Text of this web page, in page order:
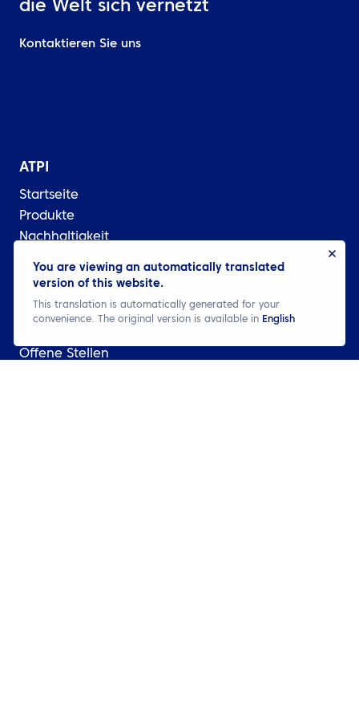
You are viewing an automatically translated
version of this website.
This translation is automatically generated for your
convenience. The original version is available in English
die Welt sich vernetzt
Kontaktieren Sie uns
ATPI
Startseite
Produkte
Nachhaltigkeit
Über uns
Das Unternehmen
Offene Stellen